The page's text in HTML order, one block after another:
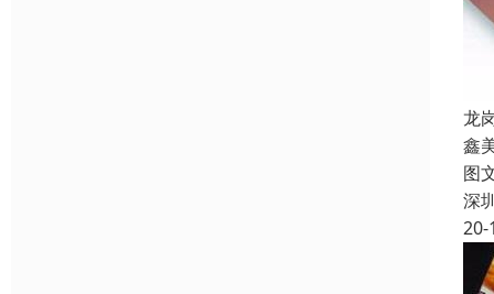
龙
鑫
图
深
20-